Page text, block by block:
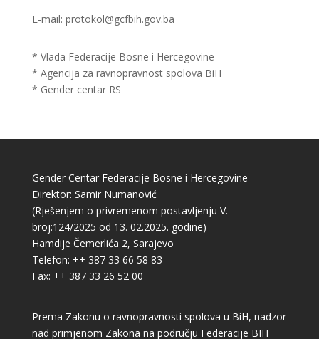
E-mail: protokol@gcfbih.gov.ba
* Vlada Federacije Bosne i Hercegovine
* Agencija za ravnopravnost spolova BiH
* Gender centar RS
Gender Centar Federacije Bosne i Hercegovine
Direktor: Samir Numanović
(Rješenjem o privremenom postavljenju V.
broj:124/2025 od 13. 02.2025. godine)
Hamdije Čemerlića 2, Sarajevo
Telefon: ++ 387 33 66 58 83
Fax: ++ 387 33 26 52 00
Prema Zakonu o ravnopravnosti spolova u BiH, nadzor
nad primjenom Zakona na području Federacije BIH